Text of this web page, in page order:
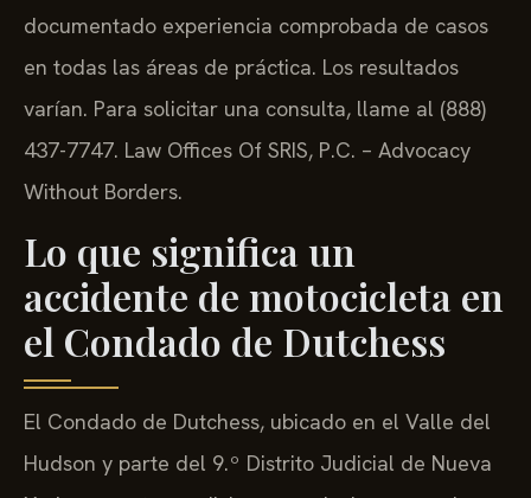
documentado experiencia comprobada de casos
en todas las áreas de práctica. Los resultados
varían. Para solicitar una consulta, llame al (888)
437-7747. Law Offices Of SRIS, P.C. – Advocacy
Without Borders.
Lo que significa un
accidente de motocicleta en
el Condado de Dutchess
El Condado de Dutchess, ubicado en el Valle del
Hudson y parte del 9.º Distrito Judicial de Nueva